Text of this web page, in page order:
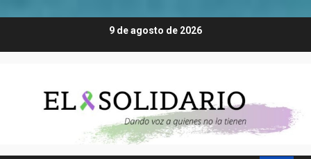
9 de agosto de 2026